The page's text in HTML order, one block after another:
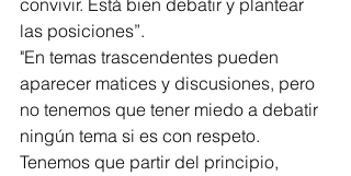
convivir. Está bien debatir y plantear
las posiciones”.
"En temas trascendentes pueden
aparecer matices y discusiones, pero
no tenemos que tener miedo a debatir
ningún tema si es con respeto.
Tenemos que partir del principio,